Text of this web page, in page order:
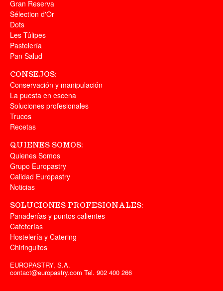
Gran Reserva
Sélection d'Or
Dots
Les Tûlipes
Pastelería
Pan Salud
CONSEJOS:
Conservación y manipulación
La puesta en escena
Soluciones profesionales
Trucos
Recetas
QUIENES SOMOS:
Quienes Somos
Grupo Europastry
Calidad Europastry
Noticias
SOLUCIONES PROFESIONALES:
Panaderías y puntos calientes
Cafeterías
Hostelería y Catering
Chiringuitos
EUROPASTRY, S.A.
contact@europastry.com Tel. 902 400 266